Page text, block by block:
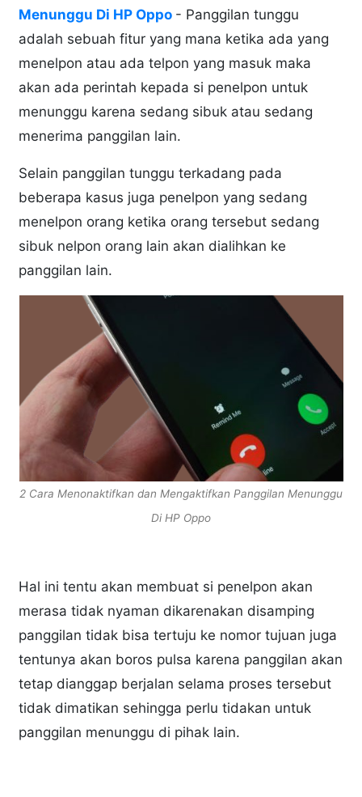
Menunggu Di HP Oppo - Panggilan tunggu
adalah sebuah fitur yang mana ketika ada yang
menelpon atau ada telpon yang masuk maka
akan ada perintah kepada si penelpon untuk
menunggu karena sedang sibuk atau sedang
menerima panggilan lain.
Selain panggilan tunggu terkadang pada
beberapa kasus juga penelpon yang sedang
menelpon orang ketika orang tersebut sedang
sibuk nelpon orang lain akan dialihkan ke
panggilan lain.
2 Cara Menonaktifkan dan Mengaktifkan Panggilan Menunggu
Di HP Oppo
Hal ini tentu akan membuat si penelpon akan
merasa tidak nyaman dikarenakan disamping
panggilan tidak bisa tertuju ke nomor tujuan juga
tentunya akan boros pulsa karena panggilan akan
tetap dianggap berjalan selama proses tersebut
tidak dimatikan sehingga perlu tidakan untuk
panggilan menunggu di pihak lain.